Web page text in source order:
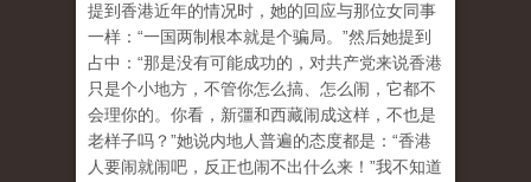
提到香港近年的情况时，她的回应与那位女同事
一样：“一国两制根本就是个骗局。”然后她提到
占中：“那是没有可能成功的，对共产党来说香港
只是个小地方，不管你怎么搞、怎么闹，它都不
会理你的。你看，新彊和西藏闹成这样，不也是
老样子吗？”她说内地人普遍的态度都是：“香港
人要闹就闹吧，反正也闹不出什么来！”我不知道